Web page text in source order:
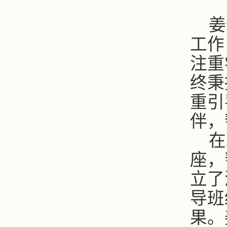
工
注
终
重
伴
在
座
立
导
果